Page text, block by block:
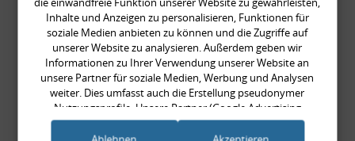
Rückleuchtenband mit
Blinker, rot, US-Ecken,
Audi 80 Cabrio, Typ 89,
OE-Nr.: 8G0945225 +
8G0945225C
999,99 €
999,99 € pro 1
Inhalte und Anzeigen zu personalisieren, Funktionen für
soziale Medien anbieten zu können und die Zugriffe auf
unserer Website zu analysieren. Außerdem geben wir
Informationen zu Ihrer Verwendung unserer Website an
unsere Partner für soziale Medien, Werbung und Analysen
weiter. Dies umfasst auch die Erstellung pseudonymer
Nutzungsprofile. Unsere Partner (Google Advertising
Products) führen diese Informationen möglicherweise mit
weiteren Daten zusammen, die Sie ihnen bereitgestellt haben